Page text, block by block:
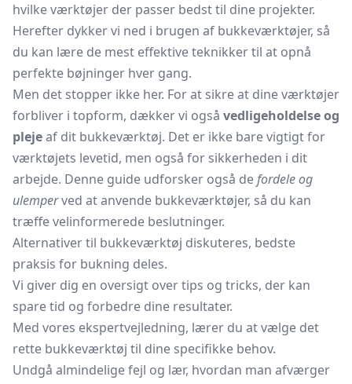
hvilke værktøjer der passer bedst til dine projekter.
Herefter dykker vi ned i brugen af bukkeværktøjer, så
du kan lære de mest effektive teknikker til at opnå
perfekte bøjninger hver gang.
Men det stopper ikke her. For at sikre at dine værktøjer
forbliver i topform, dækker vi også vedligeholdelse og
plejeaf dit bukkeværktøj. Det er ikke bare vigtigt for
værktøjets levetid, men også for sikkerheden i dit
arbejde. Denne guide udforsker også defordele og
ulemperved at anvende bukkeværktøjer, så du kan
træffe velinformerede beslutninger.
Alternativer til bukkeværktøj diskuteres, bedste
praksis for bukning deles.
Vi giver dig en oversigt over tips og tricks, der kan
spare tid og forbedre dine resultater.
Med vores ekspertvejledning, lærer du at vælge det
rette bukkeværktøj til dine specifikke behov.
Undgå almindelige fejl og lær, hvordan man afværger